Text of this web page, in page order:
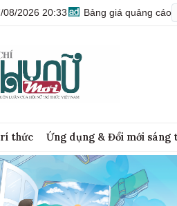
2026 20:33 Bảng giá quảng cáo
thức Ứng dụng & Đổi mới sáng